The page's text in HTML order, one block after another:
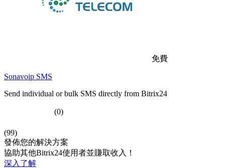
免費
Sonavoip SMS
Send individual or bulk SMS directly from Bitrix24
(0)
(99)
發佈您的解決方案
協助其他Bitrix24使用者並賺取收入！
深入了解